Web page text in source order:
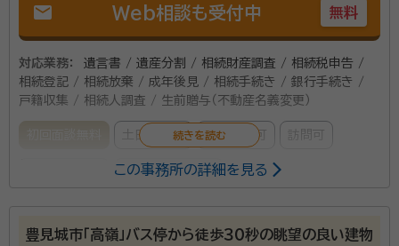
mail Web相談も受付中 無料
対応業務：
遺言書 / 遺産分割 / 相続財産調査 / 相続税申告 /
相続登記 / 相続放棄 / 成年後見 / 相続手続き / 銀行手続き /
戸籍収集 / 相続人調査 / 生前贈与（不動産名義変更）
土日相談可 電話相談可 訪問可
オンライン面談可
この事務所の詳細を見る
豊見城市「高嶺」バス停から徒歩３０秒の眺望の良い建物